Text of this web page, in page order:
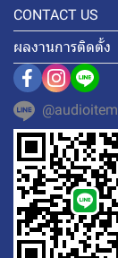
CONTACT US
ผลงานการติดตั้ง
@audioitem